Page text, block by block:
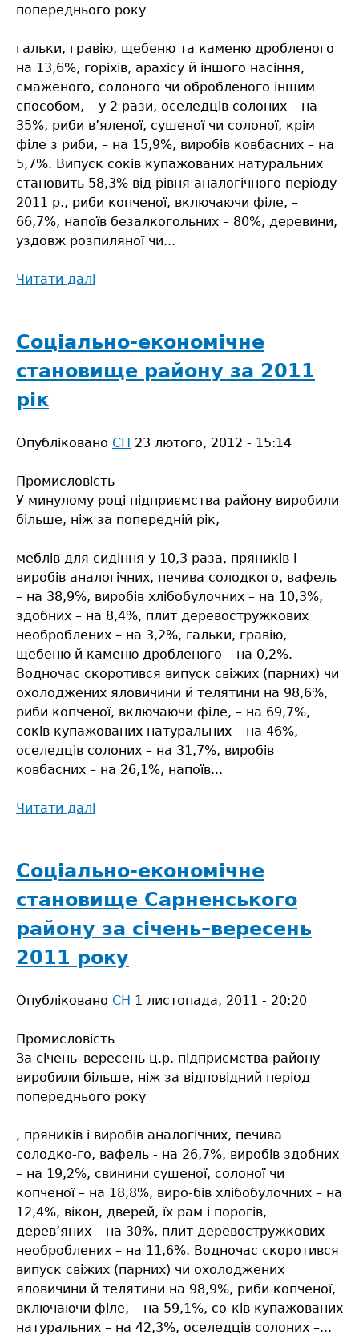
попереднього року
гальки, гравію, щебеню та каменю дробленого
на 13,6%, горіхів, арахісу й іншого насіння,
смаженого, солоного чи обробленого іншим
способом, – у 2 рази, оселедців солоних – на
35%, риби в’яленої, сушеної чи солоної, крім
філе з риби, – на 15,9%, виробів ковбасних – на
5,7%. Випуск соків купажованих натуральних
становить 58,3% від рівня аналогічного періоду
2011 р., риби копченої, включаючи філе, –
66,7%, напоїв безалкогольних – 80%, деревини,
уздовж розпиляної чи...
Читати далі
становище
Сарненського
району
2012
Соціально-економічне
становище району за 2011
рік
Опубліковано СН 23 лютого, 2012 - 15:14
Промисловість
У минулому році підприємства району виробили
більше, ніж за попередній рік,
меблів для сидіння у 10,3 раза, пряників і
виробів аналогічних, печива солодкого, вафель
– на 38,9%, виробів хлібобулочних – на 10,3%,
здобних – на 8,4%, плит деревостружкових
необроблених – на 3,2%, гальки, гравію,
щебеню й каменю дробленого – на 0,2%.
Водночас скоротився випуск свіжих (парних) чи
охолоджених яловичини й телятини на 98,6%,
риби копченої, включаючи філе, – на 69,7%,
соків купажованих натуральних – на 46%,
оселедців солоних – на 31,7%, виробів
ковбасних – на 26,1%, напоїв...
Читати далі
становище
району
за
2011
рік
Соціально-економічне
становище Сарненського
району за січень–вересень
2011 року
Опубліковано СН 1 листопада, 2011 - 20:20
Промисловість
За січень–вересень ц.р. підприємства району
виробили більше, ніж за відповідний період
попереднього року
, пряників і виробів аналогічних, печива
солодко-го, вафель - на 26,7%, виробів здобних
– на 19,2%, свинини сушеної, солоної чи
копченої – на 18,8%, виро-бів хлібобулочних – на
12,4%, вікон, дверей, їх рам і порогів,
дерев’яних – на 30%, плит деревостружкових
необроблених – на 11,6%. Водночас скоротився
випуск свіжих (парних) чи охолоджених
яловичини й телятини на 98,9%, риби копченої,
включаючи філе, – на 59,1%, со-ків купажованих
натуральних – на 42,3%, оселедців солоних –...